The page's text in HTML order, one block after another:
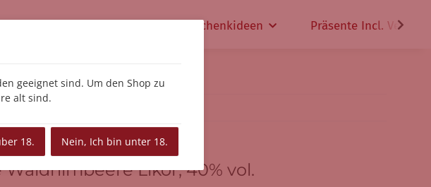
Geschenkideen Präsente Incl. Versand
Waldhimbeere Likör, 40% vol.
geeignet sind. Um den Shop zu
alt sind.
18. Nein, Ich bin unter 18.